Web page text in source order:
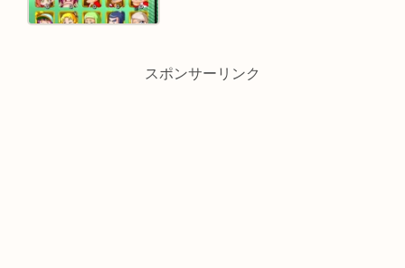
スポンサーリンク